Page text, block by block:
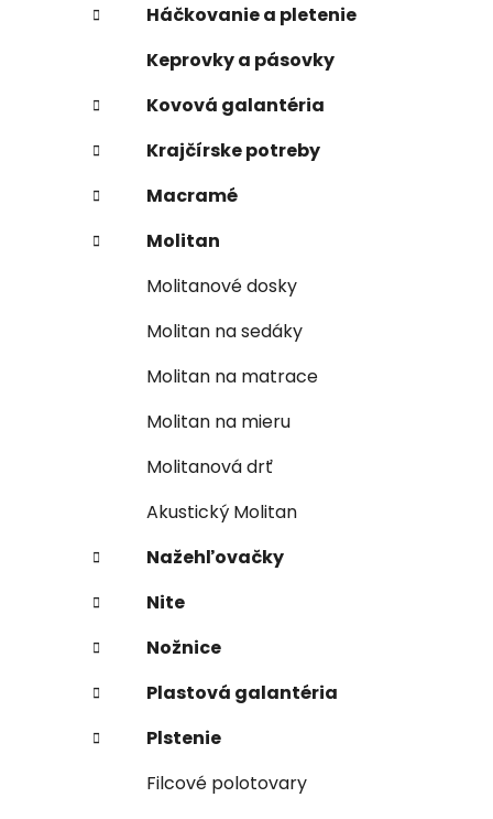
Háčkovanie a pletenie
Keprovky a pásovky
Kovová galantéria
Krajčírske potreby
Macramé
Molitan
Molitanové dosky
Molitan na sedáky
Molitan na matrace
Molitan na mieru
Molitanová drť
Akustický Molitan
Nažehľovačky
Nite
Nožnice
Plastová galantéria
Plstenie
Filcové polotovary